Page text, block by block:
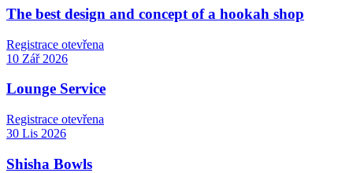
The best design and concept of a hookah shop
Registrace otevřena
10 Zář 2026
Lounge Service
Registrace otevřena
30 Lis 2026
Shisha Bowls